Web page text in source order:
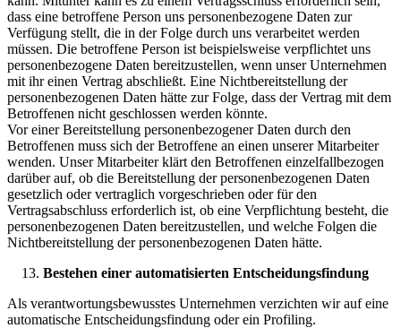
dass eine betroffene Person uns personenbezogene Daten zur
Verfügung stellt, die in der Folge durch uns verarbeitet werden
müssen. Die betroffene Person ist beispielsweise verpflichtet uns
personenbezogene Daten bereitzustellen, wenn unser Unternehmen
mit ihr einen Vertrag abschließt. Eine Nichtbereitstellung der
personenbezogenen Daten hätte zur Folge, dass der Vertrag mit dem
Betroffenen nicht geschlossen werden könnte.
Vor einer Bereitstellung personenbezogener Daten durch den
Betroffenen muss sich der Betroffene an einen unserer Mitarbeiter
wenden. Unser Mitarbeiter klärt den Betroffenen einzelfallbezogen
darüber auf, ob die Bereitstellung der personenbezogenen Daten
gesetzlich oder vertraglich vorgeschrieben oder für den
Vertragsabschluss erforderlich ist, ob eine Verpflichtung besteht, die
personenbezogenen Daten bereitzustellen, und welche Folgen die
Nichtbereitstellung der personenbezogenen Daten hätte.
Bestehen einer automatisierten Entscheidungsfindung
Als verantwortungsbewusstes Unternehmen verzichten wir auf eine
automatische Entscheidungsfindung oder ein Profiling.